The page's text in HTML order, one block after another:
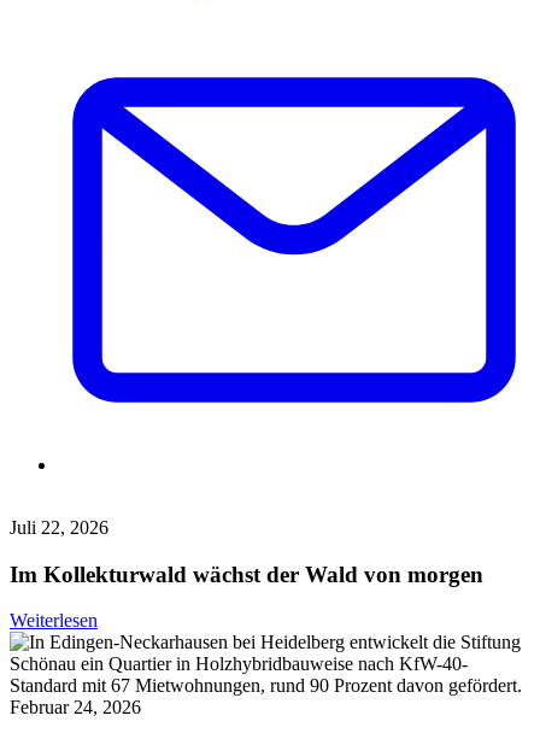
Juli 22, 2026
Im Kollekturwald wächst der Wald von morgen
Weiterlesen
Februar 24, 2026